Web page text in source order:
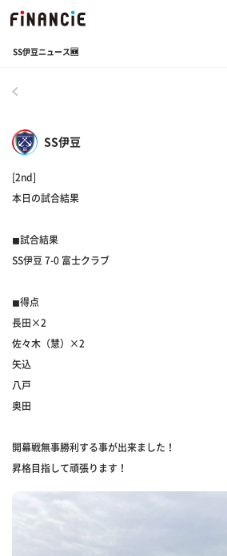
SS伊豆ニュース🆕
SS伊豆
[2nd]
本日の試合結果
◼︎試合結果
SS伊豆 7-0 富士クラブ
◼︎得点
長田×2
佐々木（慧）×2
矢込
八戸
奥田
開幕戦無事勝利する事が出来ました！
昇格目指して頑張ります！